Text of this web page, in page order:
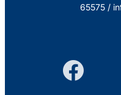
65575/